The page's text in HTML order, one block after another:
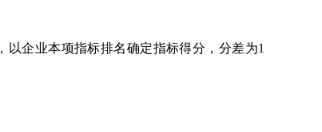
企业本项指标排名确定指标得分，分差为1